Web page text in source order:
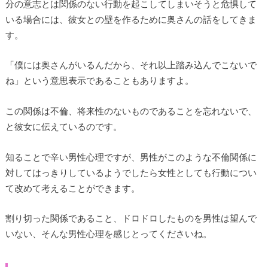
分の意志とは関係のない行動を起こしてしまいそうと危惧して
いる場合には、彼女との壁を作るために奥さんの話をしてきま
す。
「僕には奥さんがいるんだから、それ以上踏み込んでこないで
ね」という意思表示であることもありますよ。
この関係は不倫、将来性のないものであることを忘れないで、
と彼女に伝えているのです。
知ることで辛い男性心理ですが、男性がこのような不倫関係に
対してはっきりしているようでしたら女性としても行動につい
て改めて考えることができます。
割り切った関係であること、ドロドロしたものを男性は望んで
いない、そんな男性心理を感じとってくださいね。